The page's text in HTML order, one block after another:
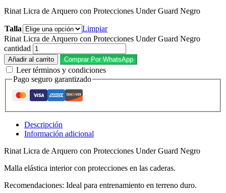
Rinat Licra de Arquero con Protecciones Under Guard Negro
Talla
Limpiar
Rinat Licra de Arquero con Protecciones Under Guard Negro
cantidad
Añadir al carrito Comprar Por WhatsApp
Leer términos y condiciones
Pago seguro garantizado
Descripción
Información adicional
Rinat Licra de Arquero con Protecciones Under Guard Negro
Malla elástica interior con protecciones en las caderas.
Recomendaciones: Ideal para entrenamiento en terreno duro.